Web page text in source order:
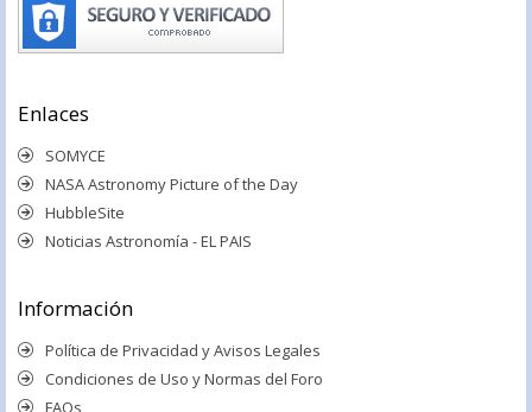
Enlaces
SOMYCE
NASA Astronomy Picture of the Day
HubbleSite
Noticias Astronomía - EL PAIS
Información
Política de Privacidad y Avisos Legales
Condiciones de Uso y Normas del Foro
FAQs